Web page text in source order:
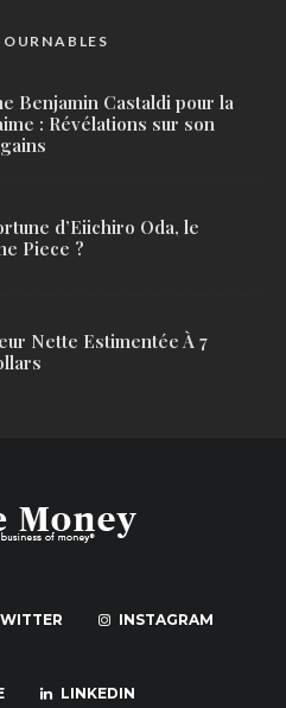
Benjamin Castaldi pour la
: Révélations sur son
d’Eiichiro Oda, le
Piece ?
Nette Estimentée À 7
INSTAGRAM
LINKEDIN